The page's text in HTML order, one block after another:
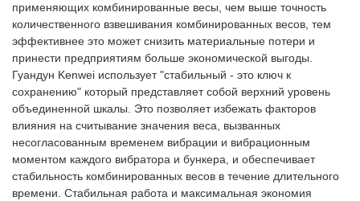
применяющих комбинированные весы, чем выше точность
количественного взвешивания комбинированных весов, тем
эффективнее это может снизить материальные потери и
принести предприятиям больше экономической выгоды.
Гуандун Kenwei использует "стабильный - это ключ к
сохранению" который представляет собой верхний уровень
объединенной шкалы. Это позволяет избежать факторов
влияния на считывание значения веса, вызванных
несогласованным временем вибрации и вибрационным
моментом каждого вибратора и бункера, и обеспечивает
стабильность комбинированных весов в течение длительного
времени. Стабильная работа и максимальная экономия